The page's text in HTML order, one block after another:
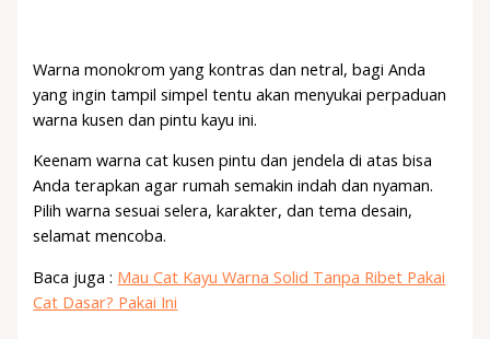
Warna monokrom yang kontras dan netral, bagi Anda
yang ingin tampil simpel tentu akan menyukai perpaduan
warna kusen dan pintu kayu ini.
Keenam warna cat kusen pintu dan jendela di atas bisa
Anda terapkan agar rumah semakin indah dan nyaman.
Pilih warna sesuai selera, karakter, dan tema desain,
selamat mencoba.
Baca juga : Mau Cat Kayu Warna Solid Tanpa Ribet Pakai
Cat Dasar? Pakai Ini